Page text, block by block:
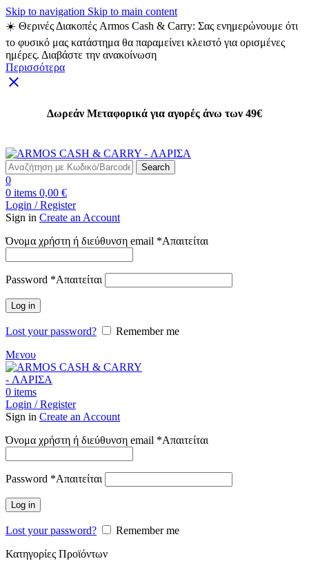
Skip to navigation Skip to main content
☀️ Θερινές Διακοπές Armos Cash & Carry: Σας ενημερώνουμε ότι
το φυσικό μας κατάστημα θα παραμείνει κλειστό για ορισμένες
ημέρες. Διαβάστε την ανακοίνωση
Περισσότερα
Δωρεάν Μεταφορικά για αγορές άνω των 49€
Search
0
0 items 0,00 €
Login / Register
Sign in Create an Account
Όνομα χρήστη ή διεύθυνση email *Απαιτείται
Password *Απαιτείται
Log in
Lost your password?
Remember me
Μενου
0 items
Login / Register
Sign in Create an Account
Όνομα χρήστη ή διεύθυνση email *Απαιτείται
Password *Απαιτείται
Log in
Lost your password?
Remember me
Κατηγορίες Προϊόντων